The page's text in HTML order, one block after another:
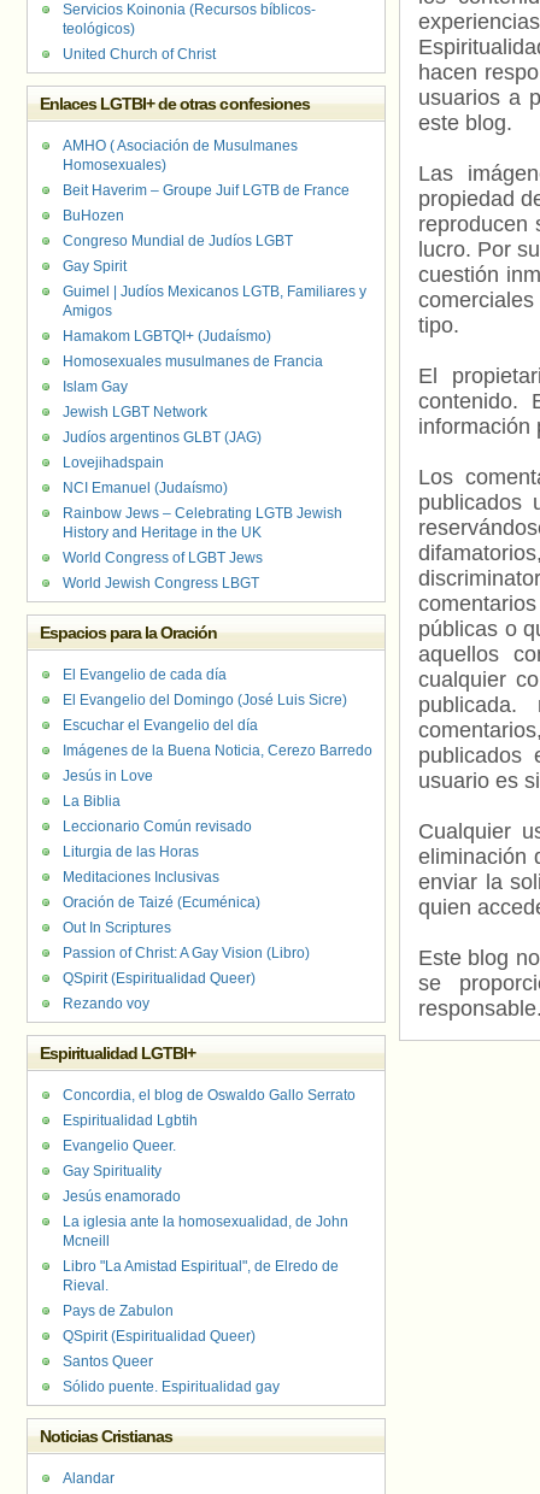
hacen
usuarios a
este blog.
Las
propiedad
reproducen
lucro. Por
cuestión
tipo.
El
contenido.
información
Los
publicados
públicas o
aquellos
cualquier
usuario es
Cualquier
eliminación
enviar la
quien
Este blog
se
Servicios Koinonia (Recursos bíblicos-
teológicos)
United Church of Christ
Enlaces LGTBI+ de otras confesiones
AMHO ( Asociación de Musulmanes
Homosexuales)
Beit Haverim – Groupe Juif LGTB de France
BuHozen
Congreso Mundial de Judíos LGBT
Gay Spirit
Guimel | Judíos Mexicanos LGTB, Familiares y
Amigos
Hamakom LGBTQI+ (Judaísmo)
Homosexuales musulmanes de Francia
Islam Gay
Jewish LGBT Network
Judíos argentinos GLBT (JAG)
Lovejihadspain
NCI Emanuel (Judaísmo)
Rainbow Jews – Celebrating LGTB Jewish
History and Heritage in the UK
World Congress of LGBT Jews
World Jewish Congress LBGT
Espacios para la Oración
El Evangelio de cada día
El Evangelio del Domingo (José Luis Sicre)
Escuchar el Evangelio del día
Imágenes de la Buena Noticia, Cerezo Barredo
Jesús in Love
La Biblia
Leccionario Común revisado
Liturgia de las Horas
Meditaciones Inclusivas
Oración de Taizé (Ecuménica)
Out In Scriptures
Passion of Christ: A Gay Vision (Libro)
QSpirit (Espiritualidad Queer)
Rezando voy
Espiritualidad LGTBI+
Concordia, el blog de Oswaldo Gallo Serrato
Espiritualidad Lgbtih
Evangelio Queer.
Gay Spirituality
Jesús enamorado
La iglesia ante la homosexualidad, de John
Mcneill
Libro "La Amistad Espiritual", de Elredo de
Rieval.
Pays de Zabulon
QSpirit (Espiritualidad Queer)
Santos Queer
Sólido puente. Espiritualidad gay
Noticias Cristianas
Alandar